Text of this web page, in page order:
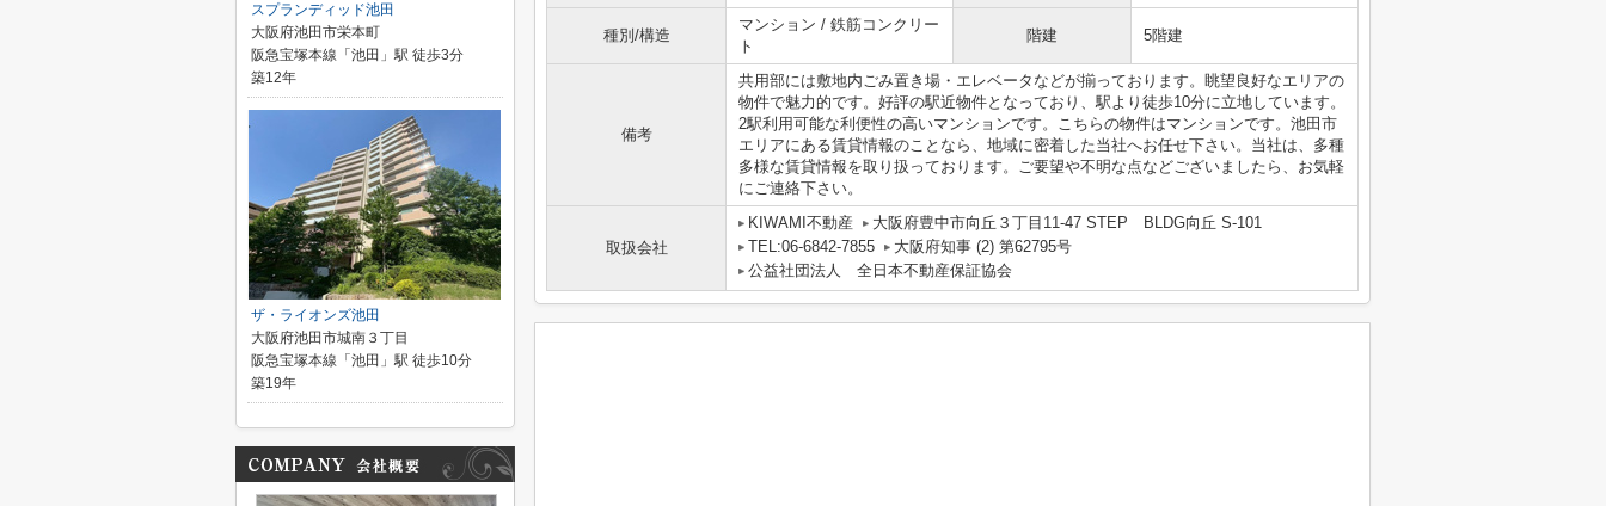
種別/構造
マンション / 鉄筋コンクリー
ト
階建 5階建
備考
共用部には敷地内ごみ置き場・エレベータなどが揃っております。眺望良好なエリアの
物件で魅力的です。好評の駅近物件となっており、駅より徒歩10分に立地しています。
2駅利用可能な利便性の高いマンションです。こちらの物件はマンションです。池田市
エリアにある賃貸情報のことなら、地域に密着した当社へお任せ下さい。当社は、多種
多様な賃貸情報を取り扱っております。ご要望や不明な点などございましたら、お気軽
にご連絡下さい。
取扱会社
KIWAMI不動産
大阪府豊中市向丘３丁目11-47 STEP BLDG向丘 S-101
TEL:06-6842-7855
大阪府知事 (2) 第62795号
公益社団法人 全日本不動産保証協会
スプランディッド池田
大阪府池田市栄本町
阪急宝塚本線「池田」駅 徒歩3分
築12年
ザ・ライオンズ池田
大阪府池田市城南３丁目
阪急宝塚本線「池田」駅 徒歩10分
築19年